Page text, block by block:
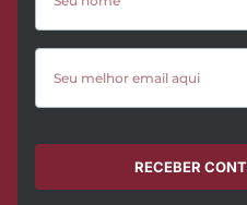
RECEBER